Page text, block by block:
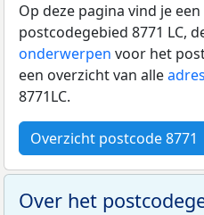
Op deze pagina vind je een
postcodegebied 8771 LC,
onderwerpen voor het
een overzicht van alle
8771LC.
Overzicht postcode 8771
Over het